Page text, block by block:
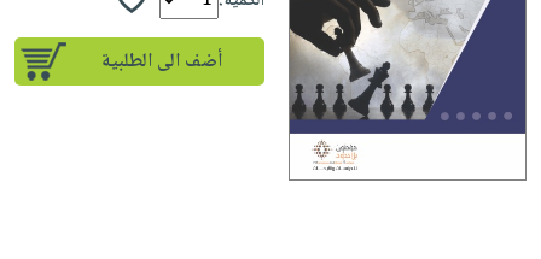
إختياراتنا
كتب
صندوق
iKitab
حدود
أسئلة
يتكرر
أسئلة
يتكرر
تحميل
على
المواضيع
الأكثر
مبيعاً
وسائل
تعليمية
تعليمية
والعناية
جديد
أضف الى الطلبية